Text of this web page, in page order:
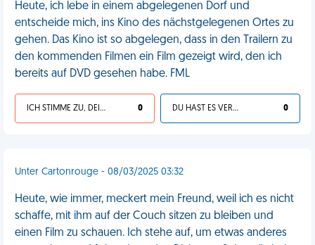
Heute, ich lebe in einem abgelegenen Dorf und
entscheide mich, ins Kino des nächstgelegenen Ortes zu
gehen. Das Kino ist so abgelegen, dass in den Trailern zu
den kommenden Filmen ein Film gezeigt wird, den ich
bereits auf DVD gesehen habe. FML
ICH STIMME ZU, DEIN LEBEN IST SCHEISSE 0 DU HAST ES VERDIENT 0
Unter Cartonrouge - 08/03/2025 03:32
Heute, wie immer, meckert mein Freund, weil ich es nicht
schaffe, mit ihm auf der Couch sitzen zu bleiben und
einen Film zu schauen. Ich stehe auf, um etwas anderes